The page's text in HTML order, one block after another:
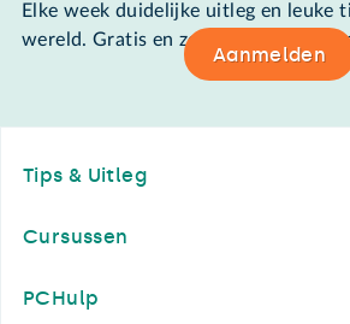
Elke week duidelijke uitleg en leuke
wereld. Gratis en zomaar in de
Aanmelden
Tips & Uitleg
Cursussen
PCHulp